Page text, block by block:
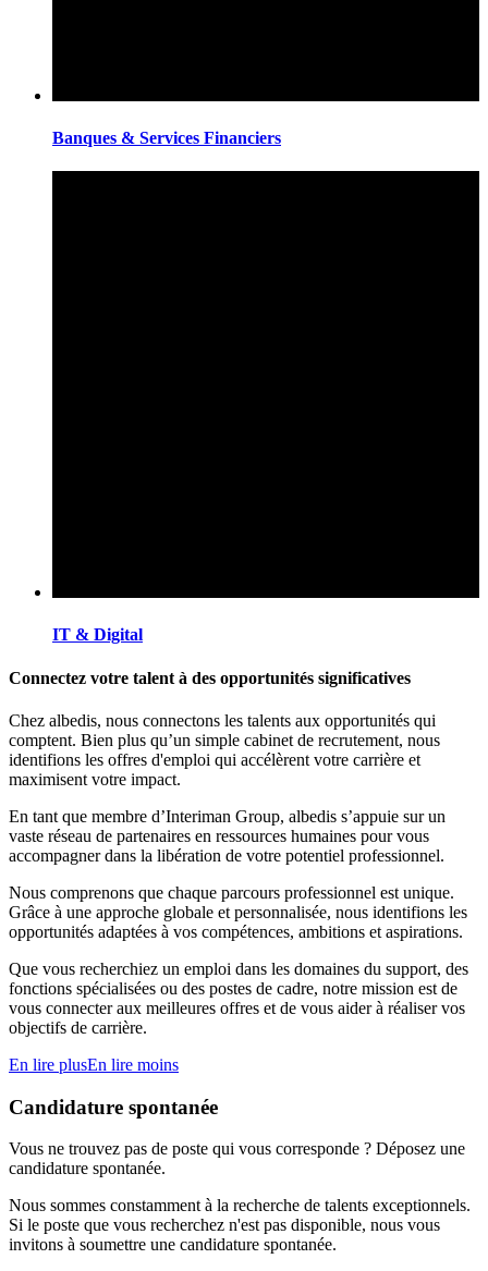
Banques & Services Financiers
IT & Digital
Connectez votre talent à des opportunités significatives
Chez albedis, nous connectons les talents aux opportunités qui
comptent. Bien plus qu’un simple cabinet de recrutement, nous
identifions les offres d'emploi qui accélèrent votre carrière et
maximisent votre impact.
En tant que membre d’Interiman Group, albedis s’appuie sur un
vaste réseau de partenaires en ressources humaines pour vous
accompagner dans la libération de votre potentiel professionnel.
Nous comprenons que chaque parcours professionnel est unique.
Grâce à une approche globale et personnalisée, nous identifions les
opportunités adaptées à vos compétences, ambitions et aspirations.
Que vous recherchiez un emploi dans les domaines du support, des
fonctions spécialisées ou des postes de cadre, notre mission est de
vous connecter aux meilleures offres et de vous aider à réaliser vos
objectifs de carrière.
En lire plusEn lire moins
Candidature spontanée
Vous ne trouvez pas de poste qui vous corresponde ? Déposez une
candidature spontanée.
Nous sommes constamment à la recherche de talents exceptionnels.
Si le poste que vous recherchez n'est pas disponible, nous vous
invitons à soumettre une candidature spontanée.